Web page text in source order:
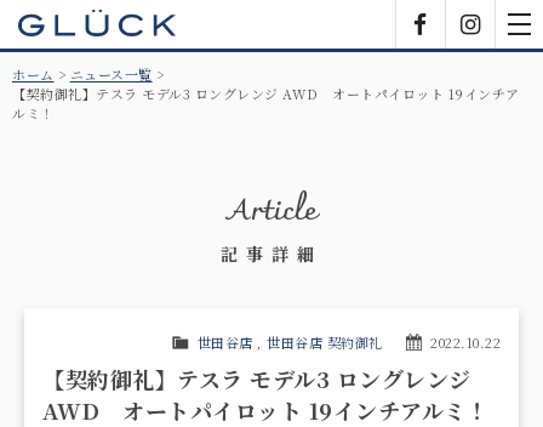
ホーム
ニュース一覧
【契約御礼】テスラ モデル3 ロングレンジ AWD オートパイロット 19インチア
ルミ！
Article
記事詳細
2022.10.22
世田谷店 世田谷店 契約御礼
【契約御礼】テスラ モデル3 ロングレンジ
AWD オートパイロット 19インチアルミ！